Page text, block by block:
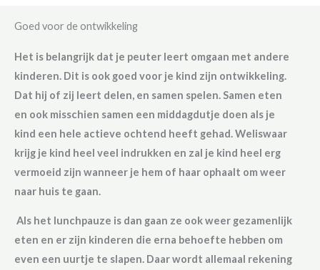
Goed voor de ontwikkeling
Het is belangrijk dat je peuter leert omgaan met andere
kinderen. Dit is ook goed voor je kind zijn ontwikkeling.
Dat hij of zij leert delen, en samen spelen. Samen eten
en ook misschien samen een middagdutje doen als je
kind een hele actieve ochtend heeft gehad. Weliswaar
krijg je kind heel veel indrukken en zal je kind heel erg
vermoeid zijn wanneer je hem of haar ophaalt om weer
naar huis te gaan.
Als het lunchpauze is dan gaan ze ook weer gezamenlijk
eten en er zijn kinderen die erna behoefte hebben om
even een uurtje te slapen. Daar wordt allemaal rekening